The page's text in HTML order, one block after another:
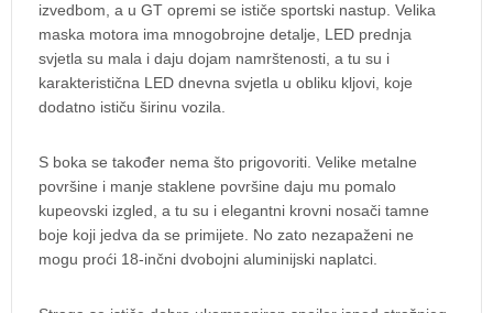
izvedbom, a u GT opremi se ističe sportski nastup. Velika
maska motora ima mnogobrojne detalje, LED prednja
svjetla su mala i daju dojam namrštenosti, a tu su i
karakteristična LED dnevna svjetla u obliku kljovi, koje
dodatno ističu širinu vozila.
S boka se također nema što prigovoriti. Velike metalne
površine i manje staklene površine daju mu pomalo
kupeovski izgled, a tu su i elegantni krovni nosači tamne
boje koji jedva da se primijete. No zato nezapaženi ne
mogu proći 18-inčni dvobojni aluminijski naplatci.